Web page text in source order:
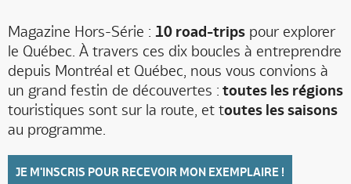
Magazine Hors-Série : 10 road-trips pour explorer
le Québec. À travers ces dix boucles à entreprendre
depuis Montréal et Québec, nous vous convions à
un grand festin de découvertes : toutes les régions
touristiques sont sur la route, et toutes les saisons
au programme.
JE M'INSCRIS POUR RECEVOIR MON EXEMPLAIRE !